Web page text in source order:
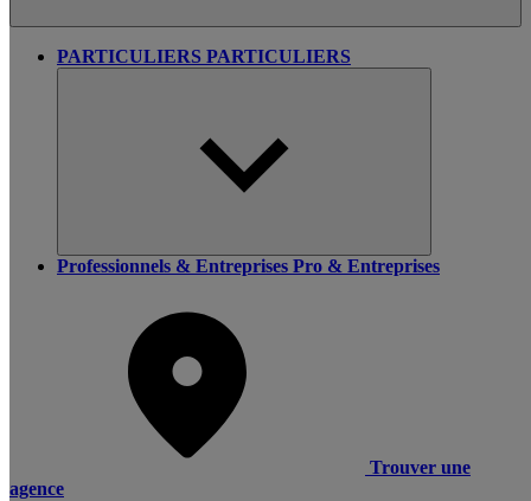
PARTICULIERS PARTICULIERS
Professionnels & Entreprises Pro & Entreprises
Trouver une
agence